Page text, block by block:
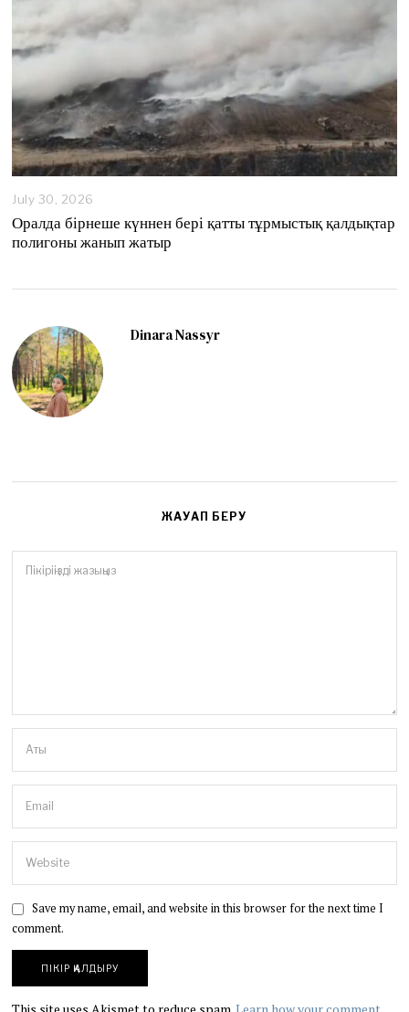
July 30, 2026
Оралда бірнеше күннен бері қатты тұрмыстық қалдықтар
полигоны жанып жатыр
Dinara Nassyr
ЖАУАП БЕРУ
Save my name, email, and website in this browser for the next time I
comment.
This site uses Akismet to reduce spam.Learn how your comment